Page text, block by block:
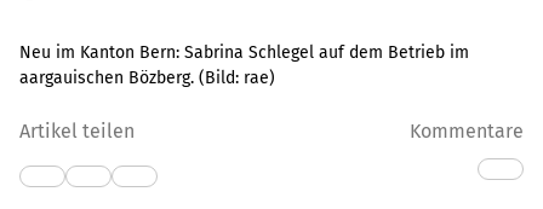
Neu im Kanton Bern: Sabrina Schlegel auf dem Betrieb im
aargauischen Bözberg. (Bild: rae)
Artikel teilen Kommentare